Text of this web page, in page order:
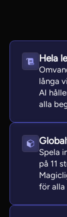
Hela
långa
AI
alla
Spela
på 11
för alla